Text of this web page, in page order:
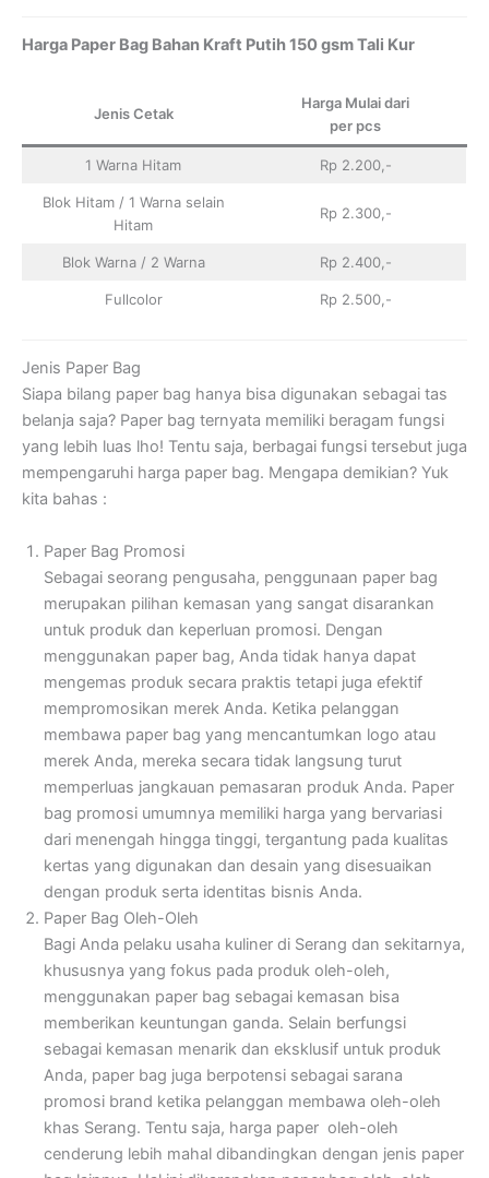
Harga Paper Bag Bahan Kraft Putih 150 gsm Tali Kur
Jenis Cetak
Harga Mulai dari
per pcs
1 Warna Hitam Rp 2.200,-
Blok Hitam / 1 Warna selain
Hitam
Rp 2.300,-
Blok Warna / 2 Warna Rp 2.400,-
Fullcolor Rp 2.500,-
Jenis Paper Bag
Siapa bilang paper bag hanya bisa digunakan sebagai tas
belanja saja? Paper bag ternyata memiliki beragam fungsi
yang lebih luas lho! Tentu saja, berbagai fungsi tersebut juga
mempengaruhi harga paper bag. Mengapa demikian? Yuk
kita bahas :
Paper Bag Promosi
Sebagai seorang pengusaha, penggunaan paper bag
merupakan pilihan kemasan yang sangat disarankan
untuk produk dan keperluan promosi. Dengan
menggunakan paper bag, Anda tidak hanya dapat
mengemas produk secara praktis tetapi juga efektif
mempromosikan merek Anda. Ketika pelanggan
membawa paper bag yang mencantumkan logo atau
merek Anda, mereka secara tidak langsung turut
memperluas jangkauan pemasaran produk Anda. Paper
bag promosi umumnya memiliki harga yang bervariasi
dari menengah hingga tinggi, tergantung pada kualitas
kertas yang digunakan dan desain yang disesuaikan
dengan produk serta identitas bisnis Anda.
Paper Bag Oleh-Oleh
Bagi Anda pelaku usaha kuliner di Serang dan sekitarnya,
khususnya yang fokus pada produk oleh-oleh,
menggunakan paper bag sebagai kemasan bisa
memberikan keuntungan ganda. Selain berfungsi
sebagai kemasan menarik dan eksklusif untuk produk
Anda, paper bag juga berpotensi sebagai sarana
promosi brand ketika pelanggan membawa oleh-oleh
khas Serang. Tentu saja, harga paper oleh-oleh
cenderung lebih mahal dibandingkan dengan jenis paper